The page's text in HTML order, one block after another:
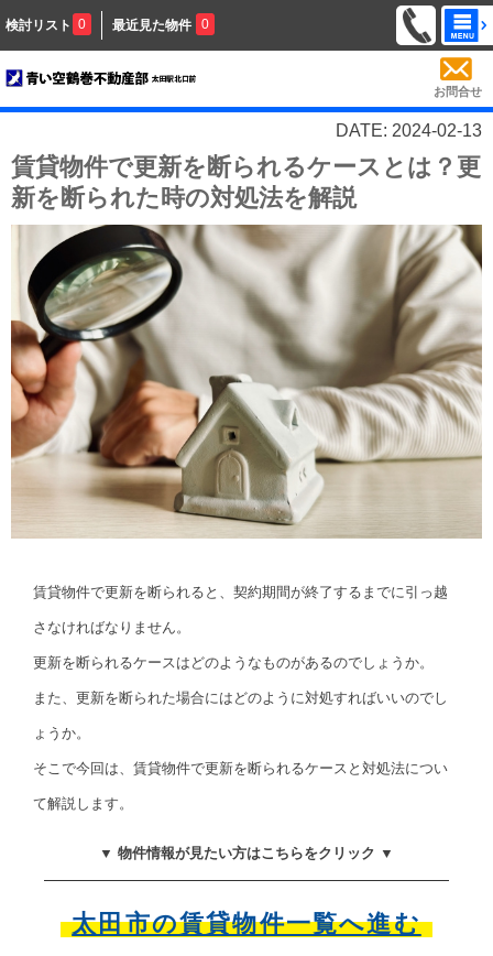
検討リスト 0 最近見た物件 0
お問合せ
DATE: 2024-02-13
賃貸物件で更新を断られるケースとは？更
新を断られた時の対処法を解説
賃貸物件で更新を断られると、契約期間が終了するまでに引っ越
さなければなりません。
更新を断られるケースはどのようなものがあるのでしょうか。
また、更新を断られた場合にはどのように対処すればいいのでし
ょうか。
そこで今回は、賃貸物件で更新を断られるケースと対処法につい
て解説します。
▼ 物件情報が見たい方はこちらをクリック ▼
太田市の賃貸物件一覧へ進む